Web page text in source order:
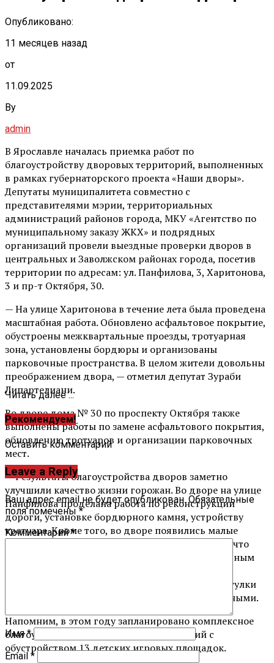
Опубликовано:
11 месяцев назад
от
11.09.2025
By
admin
В Ярославле началась приемка работ по
благоустройству дворовых территорий, выполненных
в рамках губернаторского проекта «Наши дворы».
Депутаты муниципалитета совместно с
представителями мэрии, территориальных
администраций районов города, МКУ «Агентство по
муниципальному заказу ЖКХ» и подрядных
организаций провели выездные проверки дворов в
центральных и Заволжском районах города, посетив
территории по адресам: ул. Панфилова, 3, Харитонова,
3 и пр-т Октября, 30.
— На улице Харитонова в течение лета была проведена
масштабная работа. Обновлено асфальтовое покрытие,
обустроены межквартальные проезды, тротуарная
зона, установлены бордюры и организованы
парковочные пространства. В целом жители довольны
преображением двора, — отметил депутат Зураби
Липартелиани.
Во дворе дома № 30 по проспекту Октября также
выполнены работы по замене асфальтового покрытия,
обновлению тротуаров и организации парковочных
мест.
— Результаты благоустройства дворов заметно
улучшили качество жизни горожан. Во дворе на улице
Панфилова проделана работа по реконструкции
дороги, установке бордюрного камня, устройству
тротуара. Кроме того, во дворе появились малые
архитектурные формы – новые лавочки и урны, что
сделало пространство более комфортным и уютным
Боголюбова. — Особенно важно, что теперь прогулки
мамам с детьми стали комфортными и безопасными.
Напомним, в этом году запланировано комплексное
благоустройство 38 дворовых территорий с
обустройством 13 детских игровых площадок.
Читать далее ...
Рекомендуем!
Оставить комментарий
Leave a Reply
Ваш адрес email не будет опубликован. Обязательные
поля помечены *
Комментарий*
Имя*
Email *